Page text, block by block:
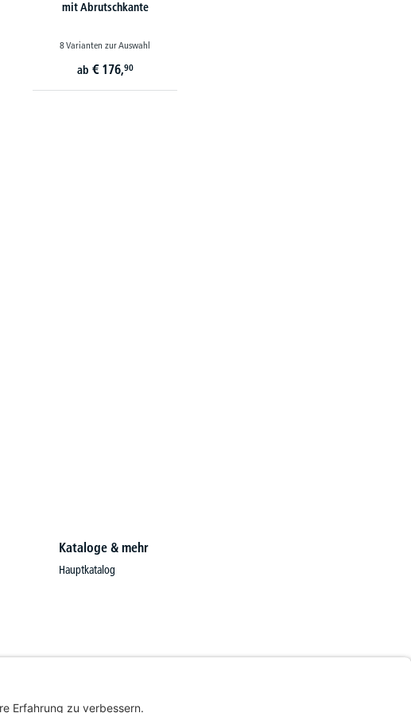
mit Abrutschkante
8 Varianten zur Auswahl
ab € 176,90
Kataloge & mehr
Hauptkatalog